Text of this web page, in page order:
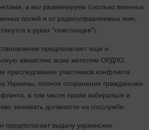
а мы разминируем (сколько военных
полей и от радиоуправляемых мин,
в руках "повстанцев").
предполагают еще и
амнистию всем жителям ОРДЛО,
преследования участников конфликта
Украины, полное сохранение гражданских
в том числе права избираться и
занимать должности на госслужбе.
выдачу украинских